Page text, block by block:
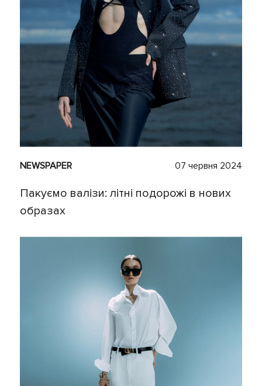
NEWSPAPER 07 червня 2024
Пакуємо валізи: літні подорожі в нових
образах